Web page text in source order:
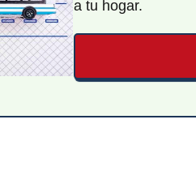
a tu hogar.